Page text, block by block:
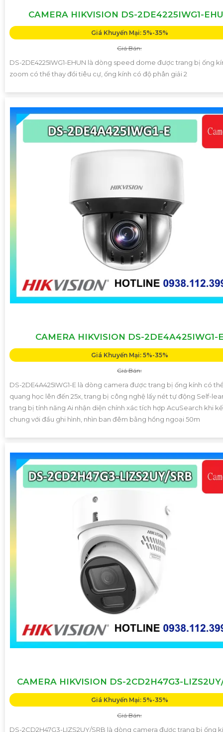
CAMERA HIKVISION DS-2DE4225IWG1-
Giá Khuyến Mại: 5%-35%
Giá Bán:
DS-2DE4225IWG1-EHUN là dòng speed dome được trang bị ống
zoom có thể thay đổi tiêu cự, ống kính có độ phân giải 2
CAMERA HIKVISION DS-2DE4A425IWG1-
Giá Khuyến Mại: 5%-35%
Giá Bán:
DS-2DE4A425IWG1-E là dòng camera được trang bị ống kính có
quang học lên đến 25x, trang bị công nghệ lấy nét tự động Self-
trang bị tính năng Ai nhận diện chính xác tích hợp AcuSearch khi
chung với đầu ghi hình, nhìn ban đêm bằng hồng ngoại 50m
CAMERA HIKVISION DS-2CD2H47G3-
Giá Khuyến Mại: 5%-35%
Giá Bán:
DS-2CD2H47G3-LIZS2UY/SRB là dòng camera được trang bị ống